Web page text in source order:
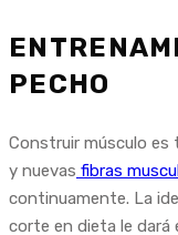
PECHO
Construir músculo es
y nuevas fibras
continuamente. La
corte en dieta le dará